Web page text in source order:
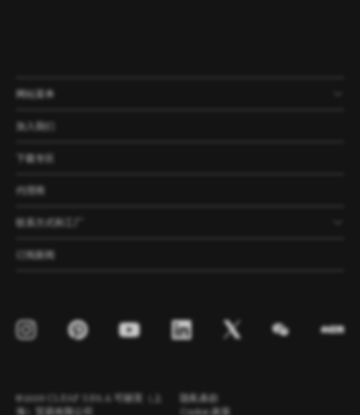
网站菜单
产品
公司
资讯
案例
加入我们
下载专区
代理商
联系方式和工厂
订阅新闻
©2026 CLEAF S.P.A. & 可丽芙（上
海）贸易有限公司
隐私条款
Cookie 政策